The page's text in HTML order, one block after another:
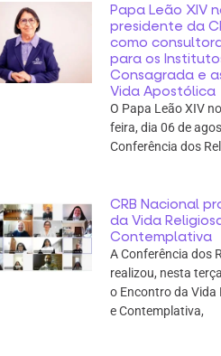
Papa Leão XIV
presidente da
como
para os
Consagrada e
Vida Apostólica
O Papa Leão XIV
feira, dia 06 de
Conferência dos
CRB Nacional
da Vida
Contemplativa
A Conferência dos
realizou, nesta
o Encontro da Vida
e Contemplativa,